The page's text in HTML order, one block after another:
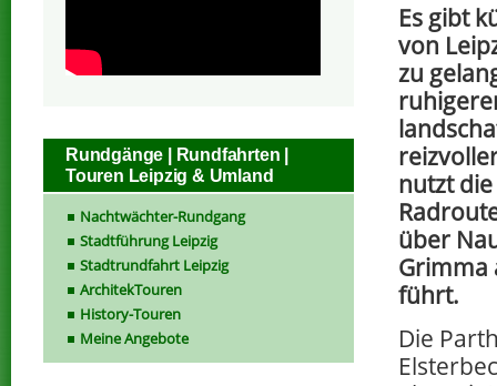
Es gibt
von
zu
nutzt
über
Grimma
führt.
Die
Rundgänge | Rundfahrten |
Touren Leipzig & Umland
Nachtwächter-Rundgang
Stadtführung Leipzig
Stadtrundfahrt Leipzig
ArchitekTouren
History-Touren
Meine Angebote